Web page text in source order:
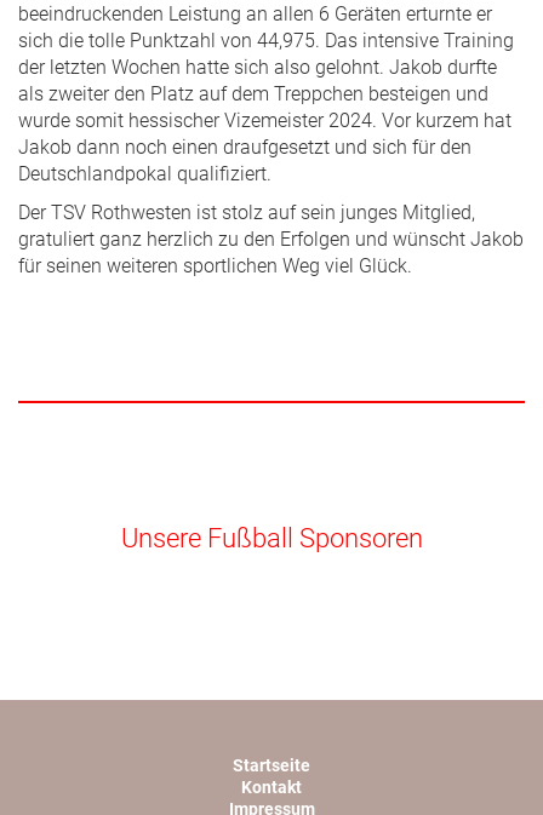
beeindruckenden Leistung an allen 6 Geräten erturnte er
sich die tolle Punktzahl von 44,975. Das intensive Training
der letzten Wochen hatte sich also gelohnt. Jakob durfte
als zweiter den Platz auf dem Treppchen besteigen und
wurde somit hessischer Vizemeister 2024. Vor kurzem hat
Jakob dann noch einen draufgesetzt und sich für den
Deutschlandpokal qualifiziert.
Der TSV Rothwesten ist stolz auf sein junges Mitglied,
gratuliert ganz herzlich zu den Erfolgen und wünscht Jakob
für seinen weiteren sportlichen Weg viel Glück.
Unsere Fußball Sponsoren
Startseite
Kontakt
Impressum